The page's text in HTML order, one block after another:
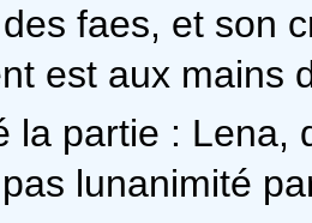
faes, et son
est aux mains
la partie : Lena,
lunanimité